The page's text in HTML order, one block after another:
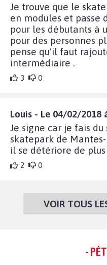
Je trouve que le
en modules et passe
pour les débutants à
pour des personnes
pense qu'il faut
intermédiaire .
3 0
Louis - Le 04/02/2018
Je signe car je fais
skatepark de
il se détériore de plus
2 0
VOIR TOUS
-